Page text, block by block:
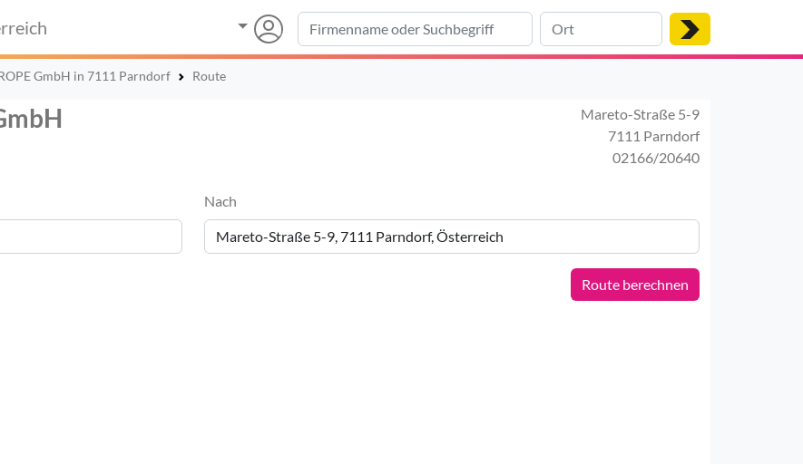
GmbH in 7111 Parndorf Route
Mareto-Straße 5-9
7111 Parndorf
02166/20640
Nach
Route berechnen